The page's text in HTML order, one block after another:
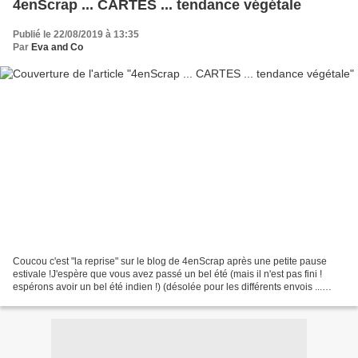
4enScrap ... CARTES ... tendance végétale
Publié le 22/08/2019 à 13:35
Par Eva and Co
Coucou c'est "la reprise" sur le blog de 4enScrap après une petite pause
estivale !J'espère que vous avez passé un bel été (mais il n'est pas fini !
espérons avoir un bel été indien !) (désolée pour les différents envois ...